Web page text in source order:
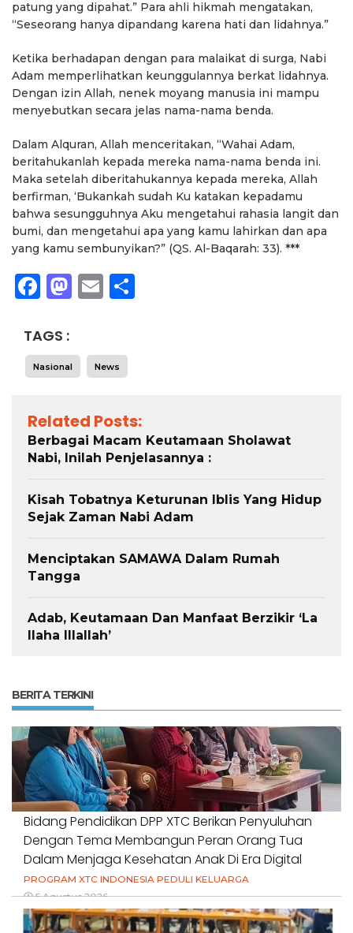
patung yang dipahat.” Para ahli hikmah mengatakan,
“Seseorang hanya dipandang karena hati dan lidahnya.”
Ketika berhadapan dengan para malaikat di surga, Nabi
Adam memperlihatkan keunggulannya berkat lidahnya.
Dengan izin Allah, nenek moyang manusia ini mampu
menyebutkan secara jelas nama-nama benda.
Dalam Alquran, Allah menceritakan, “Wahai Adam,
beritahukanlah kepada mereka nama-nama benda ini.
Maka setelah diberitahukannya kepada mereka, Allah
berfirman, ‘Bukankah sudah Ku katakan kepadamu
bahwa sesungguhnya Aku mengetahui rahasia langit dan
bumi, dan mengetahui apa yang kamu lahirkan dan apa
yang kamu sembunyikan?” (QS. Al-Baqarah: 33). ***
Facebook
Mastodon
Email
TAGS :
Nasional News
Related Posts:
Berbagai Macam Keutamaan Sholawat
Nabi, Inilah Penjelasannya :
Kisah Tobatnya Keturunan Iblis Yang Hidup
Sejak Zaman Nabi Adam
Menciptakan SAMAWA Dalam Rumah
Tangga
Adab, Keutamaan Dan Manfaat Berzikir ‘La
Ilaha Illallah’
BERITA TERKINI
Bidang Pendidikan DPP XTC Berikan Penyuluhan
Dengan Tema Membangun Peran Orang Tua
Dalam Menjaga Kesehatan Anak Di Era Digital
PROGRAM XTC INDONESIA PEDULI KELUARGA
5 Agustus 2026